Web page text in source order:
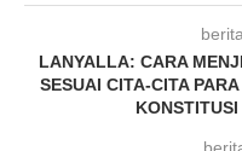
LANYALLA: CARA
SESUAI CITA-CITA